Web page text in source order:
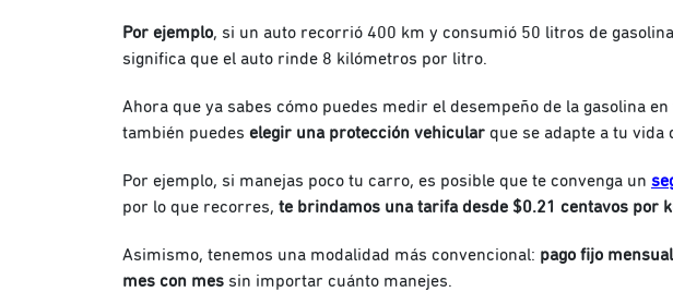
Por ejemplo, si un auto recorrió 400 km y consumió 50 litros de
significa que el auto rinde 8 kilómetros por litro.
Ahora que ya sabes cómo puedes medir el desempeño de la gasolina
también puedes elegir una protección vehicular que se adapte a tu vida
Por ejemplo, si manejas poco tu carro, es posible que te convenga un
por lo que recorres, te brindamos una tarifa desde $0.21 centavos por
Asimismo, tenemos una modalidad más convencional: pago fijo mensual
mes con mes sin importar cuánto manejes.